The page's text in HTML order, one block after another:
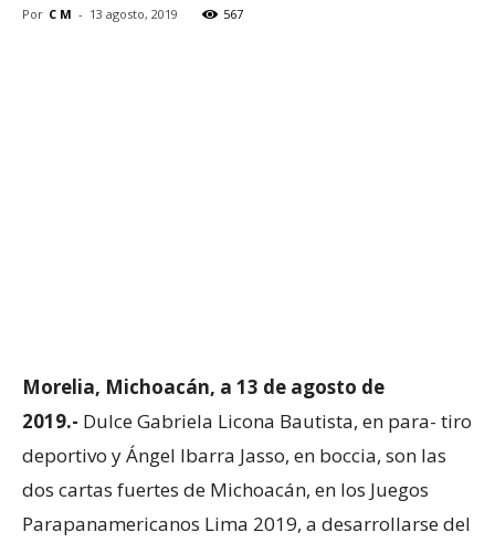
Por C M - 13 agosto, 2019 567
Morelia, Michoacán, a 13 de agosto de
2019.- Dulce Gabriela Licona Bautista, en para- tiro
deportivo y Ángel Ibarra Jasso, en boccia, son las
dos cartas fuertes de Michoacán, en los Juegos
Parapanamericanos Lima 2019, a desarrollarse del